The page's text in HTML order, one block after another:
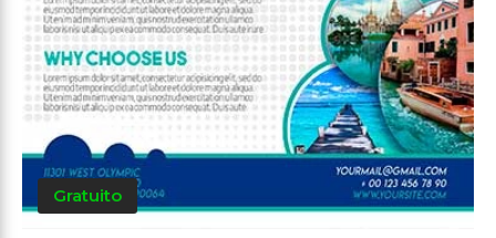
Gratuito